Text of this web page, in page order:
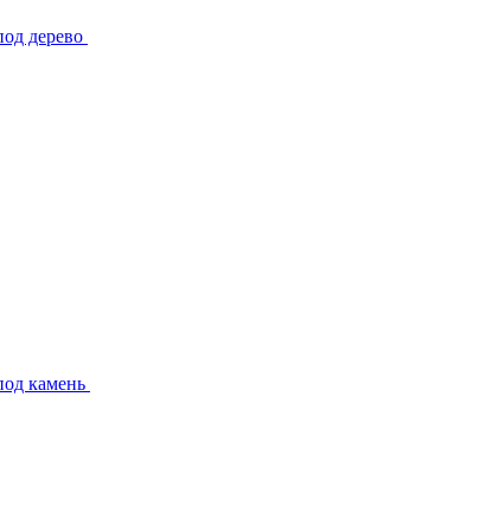
дерево
камень